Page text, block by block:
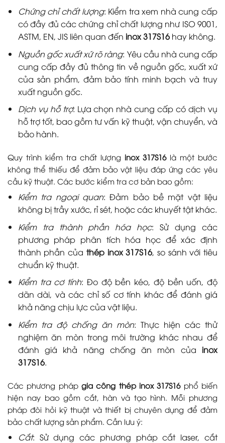
Chứng chỉ chất lượng: Kiểm tra xem nhà cung cấp
có đầy đủ các chứng chỉ chất lượng như ISO 9001,
ASTM, EN, JIS liên quan đến inox 317S16hay không.
Nguồn gốc xuất xứ rõ ràng: Yêu cầu nhà cung cấp
cung cấp đầy đủ thông tin về nguồn gốc, xuất xứ
của sản phẩm, đảm bảo tính minh bạch và truy
xuất nguồn gốc.
Dịch vụ hỗ trợ: Lựa chọn nhà cung cấp có dịch vụ
hỗ trợ tốt, bao gồm tư vấn kỹ thuật, vận chuyển, và
bảo hành.
Quy trình kiểm tra chất lượng inox 317S16là một bước
không thể thiếu để đảm bảo vật liệu đáp ứng các yêu
cầu kỹ thuật. Các bước kiểm tra cơ bản bao gồm:
Kiểm tra ngoại quan: Đảm bảo bề mặt vật liệu
không bị trầy xước, rỉ sét, hoặc các khuyết tật khác.
Kiểm tra thành phần hóa học: Sử dụng các
phương pháp phân tích hóa học để xác định
thành phần của thép inox 317S16, so sánh với tiêu
chuẩn kỹ thuật.
Kiểm tra cơ tính: Đo độ bền kéo, độ bền uốn, độ
dãn dài, và các chỉ số cơ tính khác để đánh giá
khả năng chịu lực của vật liệu.
Kiểm tra độ chống ăn mòn: Thực hiện các thử
nghiệm ăn mòn trong môi trường khác nhau để
đánh giá khả năng chống ăn mòn của inox
317S16.
Các phương pháp gia công thép inox 317S16phổ biến
hiện nay bao gồm cắt, hàn và tạo hình. Mỗi phương
pháp đòi hỏi kỹ thuật và thiết bị chuyên dụng để đảm
bảo chất lượng sản phẩm. Cần lưu ý:
Cắt: Sử dụng các phương pháp cắt laser, cắt